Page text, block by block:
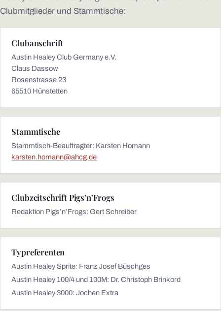
Clubmitglieder und Stammtische:
Clubanschrift
Austin Healey Club Germany e.V.
Claus Dassow
Rosenstrasse 23
65510 Hünstetten
Stammtische
Stammtisch-Beauftragter: Karsten Homann
karsten.homann@ahcg.de
Clubzeitschrift Pigs’n’Frogs
Redaktion Pigs’n’Frogs: Gert Schreiber
Typreferenten
Austin Healey Sprite: Franz Josef Büschges
Austin Healey 100/4 und 100M: Dr. Christoph Brinkord
Austin Healey 3000: Jochen Extra